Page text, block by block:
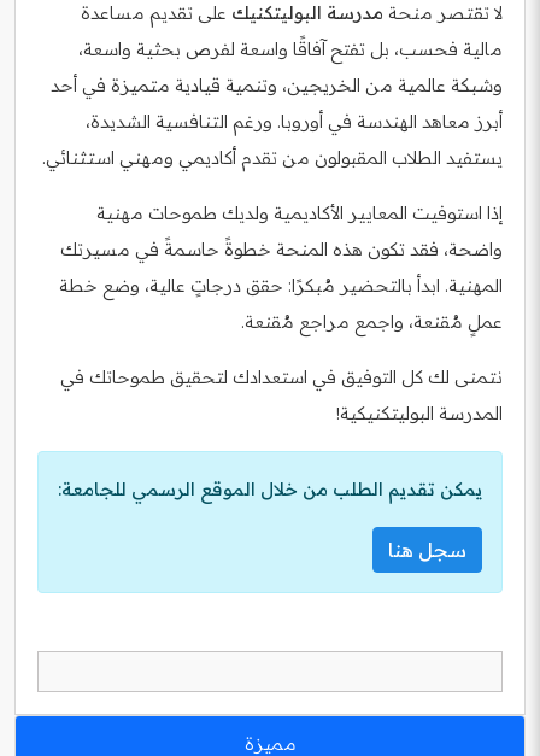
لا تقتصر منحة مدرسة البوليتكنيك على تقديم مساعدة
مالية فحسب، بل تفتح آفاقًا واسعة لفرص بحثية واسعة،
وشبكة عالمية من الخريجين، وتنمية قيادية متميزة في أحد
أبرز معاهد الهندسة في أوروبا. ورغم التنافسية الشديدة،
يستفيد الطلاب المقبولون من تقدم أكاديمي ومهني استثنائي.
إذا استوفيت المعايير الأكاديمية ولديك طموحات مهنية
واضحة، فقد تكون هذه المنحة خطوةً حاسمةً في مسيرتك
المهنية. ابدأ بالتحضير مُبكرًا: حقق درجاتٍ عالية، وضع خطة
عملٍ مُقنعة، واجمع مراجع مُقنعة.
نتمنى لك كل التوفيق في استعدادك لتحقيق طموحاتك في
المدرسة البوليتكنيكية!
يمكن تقديم الطلب من خلال الموقع الرسمي للجامعة:
سجل هنا
مميزة